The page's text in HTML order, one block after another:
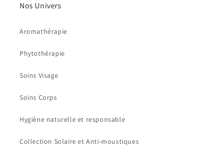
Nos Univers
Aromathérapie
Phytothérapie
Soins Visage
Soins Corps
Hygiène naturelle et responsable
Collection Solaire et Anti-moustiques